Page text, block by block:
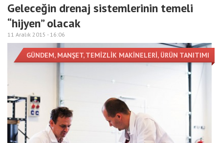
Geleceğin drenaj sistemlerinin temeli
“hijyen” olacak
11 Aralık 2015 - 16:06
GÜNDEM, MANŞET,TEMİZLİK MAKİNELERİ, ÜRÜN TANITIMI